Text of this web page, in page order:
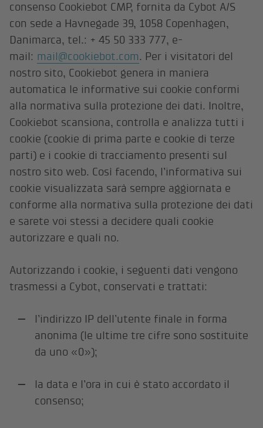
consenso Cookiebot CMP, fornita da Cybot A/S
con sede a Havnegade 39, 1058 Copenhagen,
Danimarca, tel.: + 45 50 333 777, e-
mail: mail@cookiebot.com. Per i visitatori del
nostro sito, Cookiebot genera in maniera
automatica le informative sui cookie conformi
alla normativa sulla protezione dei dati. Inoltre,
Cookiebot scansiona, controlla e analizza tutti i
cookie (cookie di prima parte e cookie di terze
parti) e i cookie di tracciamento presenti sul
nostro sito web. Così facendo, l’informativa sui
cookie visualizzata sarà sempre aggiornata e
conforme alla normativa sulla protezione dei dati
e sarete voi stessi a decidere quali cookie
autorizzare e quali no.
Autorizzando i cookie, i seguenti dati vengono
trasmessi a Cybot, conservati e trattati:
l’indirizzo IP dell’utente finale in forma
anonima (le ultime tre cifre sono sostituite
da uno «0»);
la data e l’ora in cui è stato accordato il
consenso;